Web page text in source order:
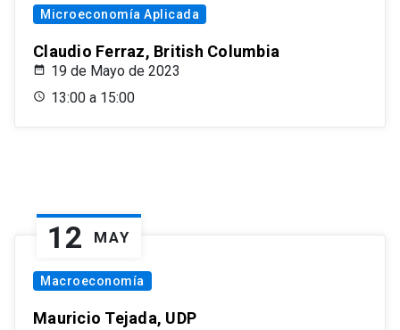
Microeconomía Aplicada
Claudio Ferraz, British Columbia
19 de Mayo de 2023
13:00 a 15:00
12 MAY
Macroeconomía
Mauricio Tejada, UDP